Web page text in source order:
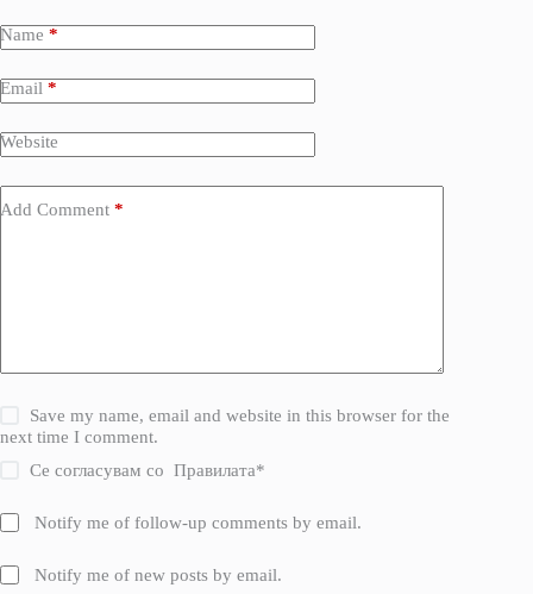
Name *
Email *
Website
Add Comment *
Save my name, email and website in this browser for the
next time I comment.
Се согласувам соПравилата*
Notify me of follow-up comments by email.
Notify me of new posts by email.